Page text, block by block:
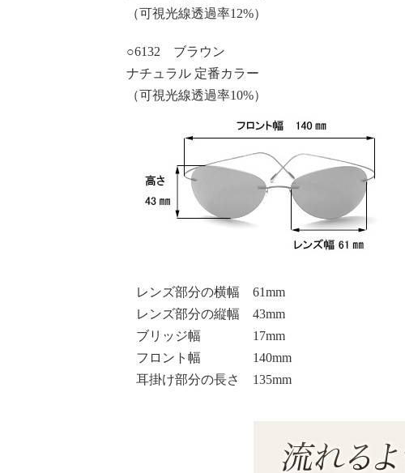
（可視光線透過率12%）
○6132 ブラウン
ナチュラル 定番カラー
（可視光線透過率10%）
レンズ部分の横幅 61mm
レンズ部分の縦幅 43mm
ブリッジ幅 17mm
フロント幅 140mm
耳掛け部分の長さ 135mm